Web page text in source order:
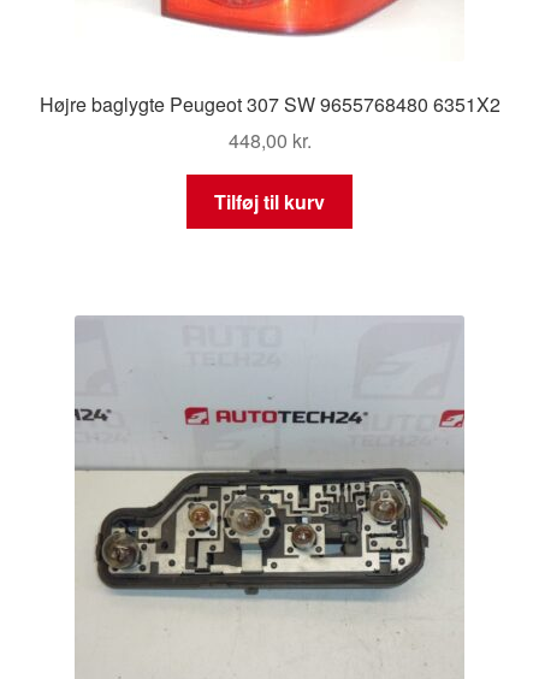
Højre baglygte Peugeot 307 SW 9655768480 6351X2
448,00 kr.
Tilføj til kurv